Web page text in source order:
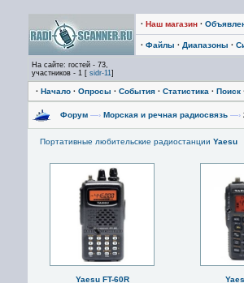
· Наш магазин ·
· Файлы · Диапазоны ·
На сайте: гостей - 73,
участников - 1 [ sidr-11]
· Начало · Опросы · События · Статистика · Поиск
Форум —› Морская и речная радиосвязь —›
Портативные любительские радиостанции Yaesu
Yaesu FT-60R